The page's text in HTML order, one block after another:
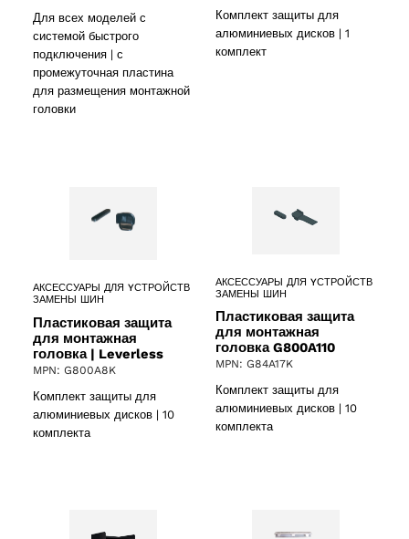
Для всех моделей с
системой быстрого
подключения | с
промежуточная пластина
для размещения монтажной
головки
Комплект защиты для
алюминиевых дисков | 1
комплект
АКСЕССУАРЫ ДЛЯ YСТРОЙСТВ
ЗАМЕНЫ ШИН
Пластиковая защита
для монтажная
головка | Leverless
MPN: G800A8K
Комплект защиты для
алюминиевых дисков | 10
комплекта
АКСЕССУАРЫ ДЛЯ YСТРОЙСТВ
ЗАМЕНЫ ШИН
Пластиковая защита
для монтажная
головка G800A110
MPN: G84A17K
Комплект защиты для
алюминиевых дисков | 10
комплекта